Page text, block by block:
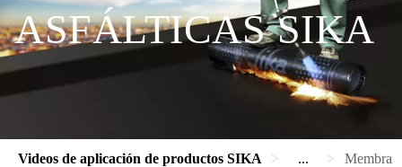
ASFÁLTICAS SIKA
Videos de aplicación de productos SIKA ...